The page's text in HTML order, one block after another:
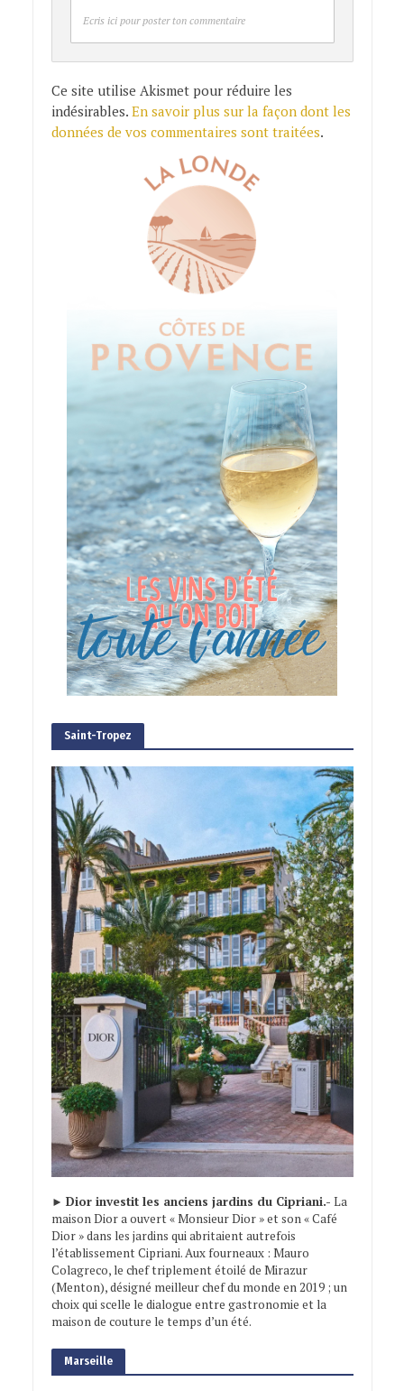
Ecris ici pour poster ton commentaire
Ce site utilise Akismet pour réduire les
indésirables. En savoir plus sur la façon dont les
données de vos commentaires sont traitées.
Saint-Tropez
► Dior investit les anciens jardins du Cipriani.- La
maison Dior a ouvert « Monsieur Dior » et son « Café
Dior » dans les jardins qui abritaient autrefois
l’établissement Cipriani. Aux fourneaux : Mauro
Colagreco, le chef triplement étoilé de Mirazur
(Menton), désigné meilleur chef du monde en 2019 ; un
choix qui scelle le dialogue entre gastronomie et la
maison de couture le temps d’un été.
Marseille